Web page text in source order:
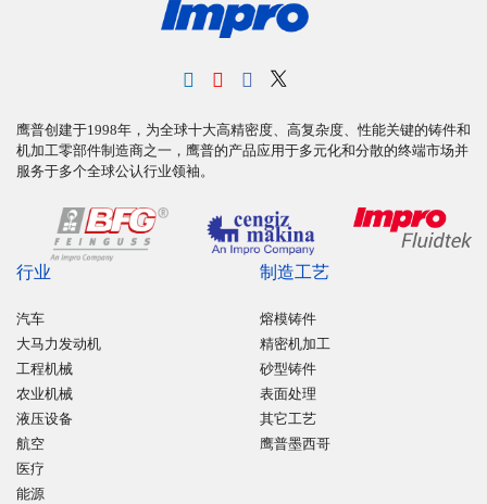
鹰普创建于1998年，为全球十大高精密度、高复杂度、性能关键的铸件和
机加工零部件制造商之一，鹰普的产品应用于多元化和分散的终端市场并
服务于多个全球公认行业领袖。
行业
汽车
大马力发动机
工程机械
农业机械
液压设备
航空
医疗
能源
制造工艺
熔模铸件
精密机加工
砂型铸件
表面处理
其它工艺
鹰普墨西哥